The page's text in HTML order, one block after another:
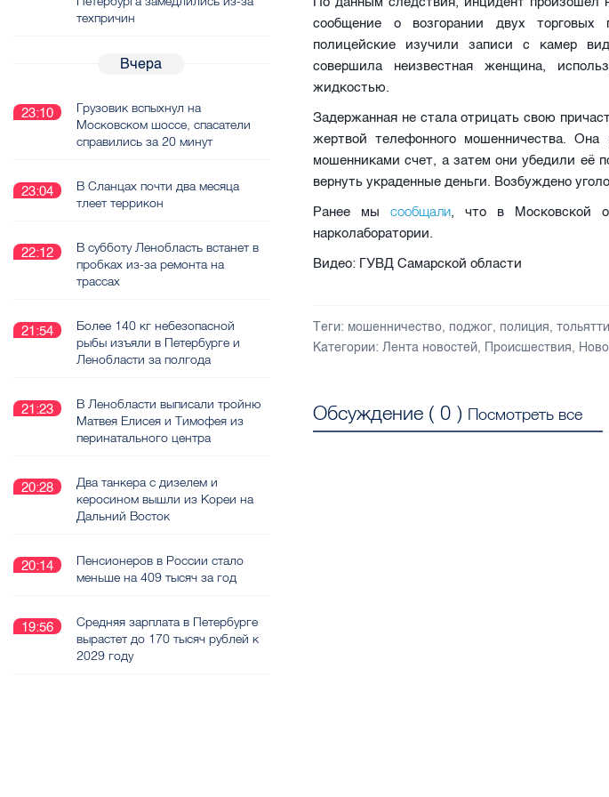
сообщение о возгорании двух торговых
полицейские изучили записи с камер
совершила неизвестная женщина,
жидкостью.
Задержанная не стала отрицать свою
жертвой телефонного мошенничества. Она
мошенниками счет, а затем они убедили её
вернуть украденные деньги. Возбуждено
Ранее мысообщали, что в Московской
нарколаборатории.
Видео: ГУВД Самарской области
Теги: мошенничество, поджог, полиция,тольятти
Категории: Лента новостей, Происшествия,
Обсуждение (0 ) Посмотреть все
техпричин
Вчера
23:10
Грузовик вспыхнул на
Московском шоссе, спасатели
справились за 20 минут
23:04
В Сланцах почти два месяца
тлеет террикон
22:12
В субботу Ленобласть встанет в
пробках из-за ремонта на
трассах
21:54
Более 140 кг небезопасной
рыбы изъяли в Петербурге и
Ленобласти за полгода
21:23
В Ленобласти выписали тройню
Матвея Елисея и Тимофея из
перинатального центра
20:28
Два танкера с дизелем и
керосином вышли из Кореи на
Дальний Восток
20:14
Пенсионеров в России стало
меньше на 409 тысяч за год
19:56
Средняя зарплата в Петербурге
вырастет до 170 тысяч рублей к
2029 году